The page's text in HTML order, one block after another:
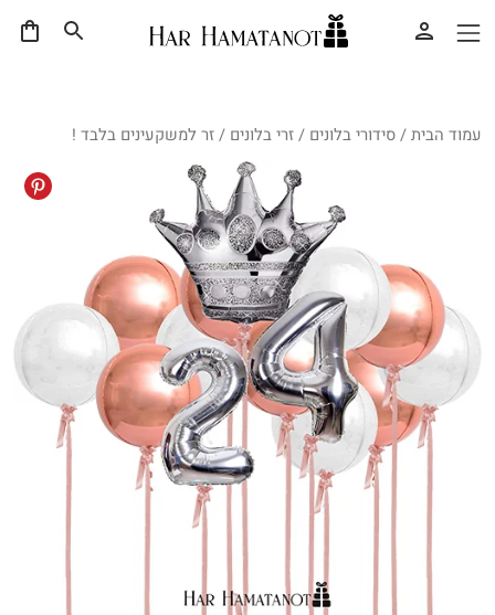
עמוד הבית/סידורי בלונים /זרי בלונים / זר למשקעינים בלבד !